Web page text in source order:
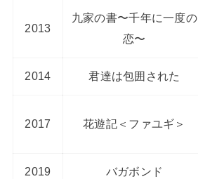
2013
九家の書〜千年に一度の
恋〜
2014 君達は包囲された
2017 花遊記＜ファユギ＞
2019 バガボンド